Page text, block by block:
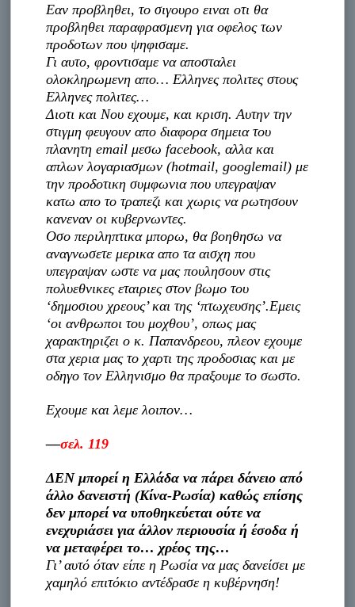
Εαν προβληθει, το σιγουρο ειναι οτι θα
προβληθει παραφρασμενη για οφελος των
προδοτων που ψηφισαμε.
Γι αυτο, φροντισαμε να αποσταλει
ολοκληρωμενη απο… Ελληνες πολιτες στους
Ελληνες πολιτες…
Διοτι και Νου εχουμε, και κριση. Αυτην την
στιγμη φευγουν απο διαφορα σημεια του
πλανητη email μεσω facebook, αλλα και
απλων λογαριασμων (hotmail, googlemail) με
την προδοτικη συμφωνια που υπεγραψαν
κατω απο το τραπεζι και χωρις να ρωτησουν
κανεναν οι κυβερνωντες.
Οσο περιληπτικα μπορω, θα βοηθησω να
αναγνωσετε μερικα απο τα αισχη που
υπεγραψαν ωστε να μας πουλησουν στις
πολυεθνικες εταιριες στον βωμο του
‘δημοσιου χρεους’ και της ‘πτωχευσης’.Εμεις
‘οι ανθρωποι του μοχθου’, οπως μας
χαρακτηριζει ο κ. Παπανδρεου, πλεον εχουμε
στα χερια μας το χαρτι της προδοσιας και με
οδηγο τον Ελληνισμο θα πραξουμε το σωστο.
Εχουμε και λεμε λοιπον…
—σελ. 119
ΔΕΝ μπορεί η Ελλάδα να πάρει δάνειο από
άλλο δανειστή (Κίνα-Ρωσία) καθώς επίσης
δεν μπορεί να υποθηκεύεται ούτε να
ενεχυριάσει για άλλον περιουσία ή έσοδα ή
να μεταφέρει το… χρέος της…
Γι’ αυτό όταν είπε η Ρωσία να μας δανείσει με
χαμηλό επιτόκιο αντέδρασε η κυβέρνηση!